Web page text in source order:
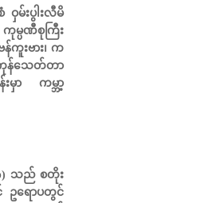
မ်းပွါးလီမိ
မ္ပဏီစုကြီး
ကူးဗား၊ က
ကုန်သေတ်တာ
မှာ ကမ္ဘာ့
သည် စတိုး
ဥရောပတွင်